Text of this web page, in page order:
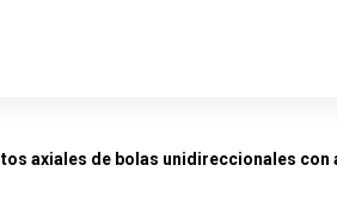
axiales de bolas unidireccionales